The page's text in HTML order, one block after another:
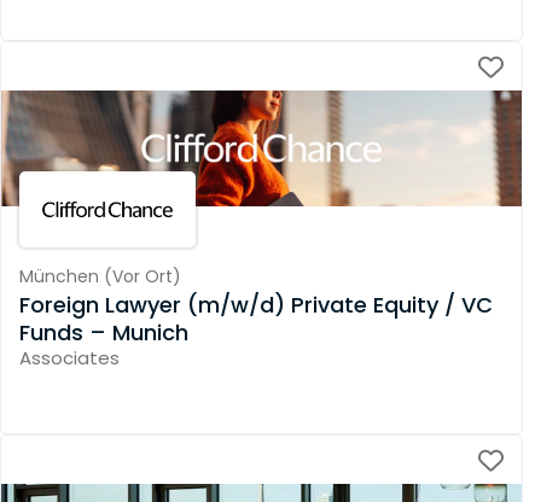
München (Vor Ort)
Foreign Lawyer (m/w/d) Private Equity / VC
Funds – Munich
Associates